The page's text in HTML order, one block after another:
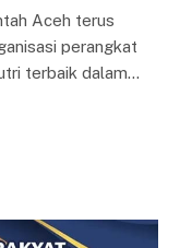
Aceh terus
perangkat
terbaik dalam…